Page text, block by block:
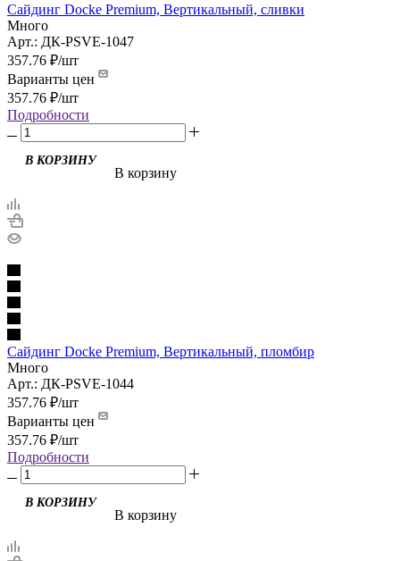
Сайдинг Docke Premium, Вертикальный, сливки
Много
Арт.: ДК-PSVE-1047
357.76 ₽/шт
Варианты цен
357.76 ₽/шт
Подробности
В корзину
Сайдинг Docke Premium, Вертикальный, пломбир
Много
Арт.: ДК-PSVE-1044
357.76 ₽/шт
Варианты цен
357.76 ₽/шт
Подробности
В корзину